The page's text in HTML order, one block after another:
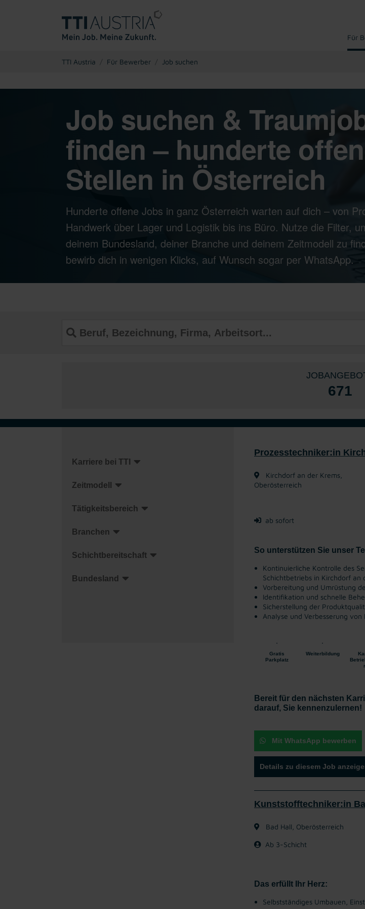
Für
TTI Austria Für Bewerber Job suchen
Job suchen &
finden – hunderte
Stellen in Österreich
Hunderte offene Jobs in ganz Österreich warten auf dich – von
Handwerk über Lager und Logistik bis ins Büro. Nutze die Filter,
deinem Bundesland, deiner Branche und deinem Zeitmodell zu
bewirb dich in wenigen Klicks, auf Wunsch sogar per WhatsApp.
671
Karriere bei TTI
Zeitmodell
Tätigkeitsbereich
Branchen
Schichtbereitschaft
Bundesland
Prozesstechniker:in
Kirchdorf an der Krems,
Oberösterreich
ab sofort
So unterstützen Sie unser
Kontinuierliche Kontrolle des
Schichtbetriebs in Kirchdorf an
Vorbereitung und Umrüstung
Identifikation und schnelle
Sicherstellung der
Analyse und Verbesserung
Gratis
Parkplatz
Weiterbildung
Bereit für den nächsten
darauf, Sie kennenzulernen!
Mit WhatsApp bewerben
Details zu diesem Job
Kunststofftechniker:in
Bad Hall, Oberösterreich
Ab 3-Schicht
Das erfüllt Ihr Herz:
Selbstständiges Umbauen,